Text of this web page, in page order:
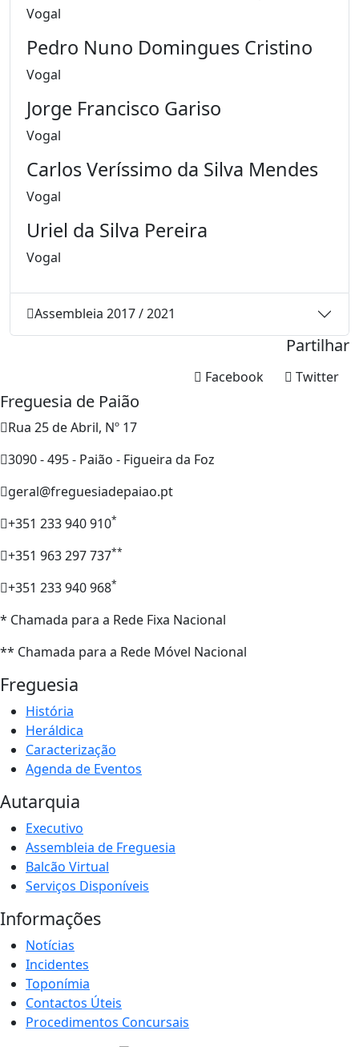
Vogal
Pedro Nuno Domingues Cristino
Vogal
Jorge Francisco Gariso
Vogal
Carlos Veríssimo da Silva Mendes
Vogal
Uriel da Silva Pereira
Vogal
Assembleia 2017 / 2021
Partilhar
Twitter
Facebook
Freguesia de Paião
Rua 25 de Abril, Nº 17
3090 - 495 - Paião - Figueira da Foz
geral@freguesiadepaiao.pt
+351 233 940 910*
+351 963 297 737**
+351 233 940 968*
* Chamada para a Rede Fixa Nacional
** Chamada para a Rede Móvel Nacional
Freguesia
História
Heráldica
Caracterização
Agenda de Eventos
Autarquia
Executivo
Assembleia de Freguesia
Balcão Virtual
Serviços Disponíveis
Informações
Notícias
Incidentes
Toponímia
Contactos Úteis
Procedimentos Concursais